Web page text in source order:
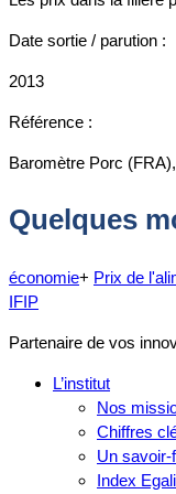
Date sortie / parution :
2013
Référence :
Baromètre Porc
Quelques
économie+ Prix de
IFIP
Partenaire de vos
L’institut
Nos
Chiffres
Un savoir-
Index